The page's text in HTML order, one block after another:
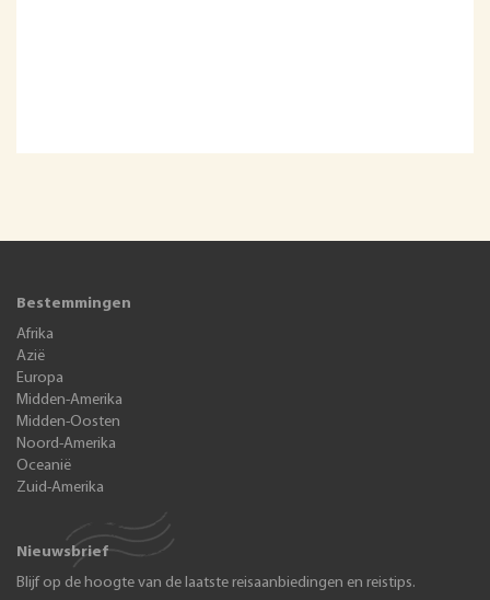
Bestemmingen
Afrika
Azië
Europa
Midden-Amerika
Midden-Oosten
Noord-Amerika
Oceanië
Zuid-Amerika
Nieuwsbrief
Blijf op de hoogte van de laatste reisaanbiedingen en reistips.